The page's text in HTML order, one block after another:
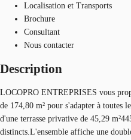
Localisation et Transports
Brochure
Consultant
Nous contacter
Description
LOCOPRO ENTREPRISES vous
de 174,80 m² pour s'adapter à toutes
d'une terrasse privative de 45,29
distincts.L'ensemble affiche une